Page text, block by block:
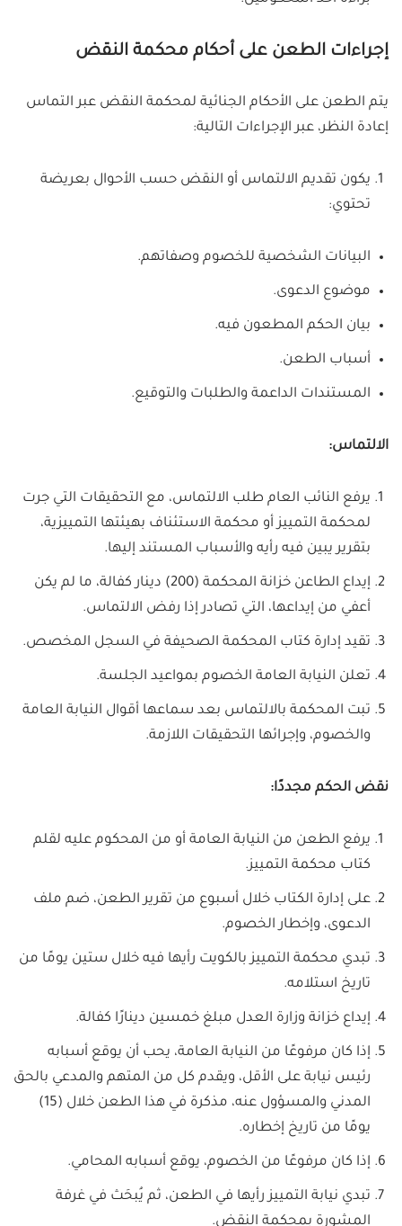
إجراءات الطعن على أحكام محكمة النقض
يتم الطعن على الأحكام الجنائية لمحكمة النقض عبر التماس
إعادة النظر، عبر الإجراءات التالية:
يكون تقديم الالتماس أو النقض حسب الأحوال بعريضة
تحتوي:
البيانات الشخصية للخصوم وصفاتهم.
موضوع الدعوى.
بيان الحكم المطعون فيه.
أسباب الطعن.
المستندات الداعمة والطلبات والتوقيع.
الالتماس:
يرفع النائب العام طلب الالتماس، مع التحقيقات التي جرت
لمحكمة التمييز أو محكمة الاستئناف بهيئتها التمييزية،
بتقرير يبين فيه رأيه والأسباب المستند إليها.
إيداع الطاعن خزانة المحكمة (200) دينار كفالة، ما لم يكن
أعفي من إيداعها، التي تصادر إذا رفض الالتماس.
تقيد إدارة كتاب المحكمة الصحيفة في السجل المخصص.
تعلن النيابة العامة الخصوم بمواعيد الجلسة.
تبت المحكمة بالالتماس بعد سماعها أقوال النيابة العامة
والخصوم، وإجرائها التحقيقات اللازمة.
نقض الحكم مجددًا:
يرفع الطعن من النيابة العامة أو من المحكوم عليه لقلم
كتاب محكمة التمييز.
على إدارة الكتاب خلال أسبوع من تقرير الطعن، ضم ملف
الدعوى، وإخطار الخصوم.
تبدي محكمة التمييز بالكويت رأيها فيه خلال ستين يومًا من
تاريخ استلامه.
إيداع خزانة وزارة العدل مبلغ خمسين دينارًا كفالة.
إذا كان مرفوعًا من النيابة العامة، يحب أن يوقع أسبابه
رئيس نيابة على الأقل، ويقدم كل من المتهم والمدعي بالحق
المدني والمسؤول عنه، مذكرة في هذا الطعن خلال (15)
يومًا من تاريخ إخطاره.
إذا كان مرفوعًا من الخصوم، يوقع أسبابه المحامي.
تبدي نيابة التمييز رأيها في الطعن، ثم يُبحَث في غرفة
المشورة بمحكمة النقض.